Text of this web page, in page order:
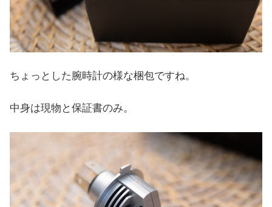
ちょっとした腕時計の様な梱包ですね。
中身は現物と保証書のみ。